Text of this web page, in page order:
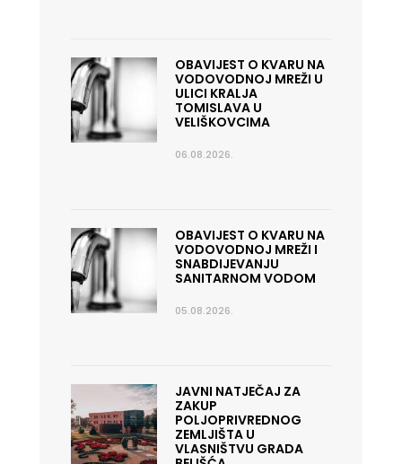
OBAVIJEST O KVARU NA
VODOVODNOJ MREŽI U
ULICI KRALJA
TOMISLAVA U
VELIŠKOVCIMA
06.08.2026.
OBAVIJEST O KVARU NA
VODOVODNOJ MREŽI I
SNABDIJEVANJU
SANITARNOM VODOM
05.08.2026.
JAVNI NATJEČAJ ZA
ZAKUP
POLJOPRIVREDNOG
ZEMLJIŠTA U
VLASNIŠTVU GRADA